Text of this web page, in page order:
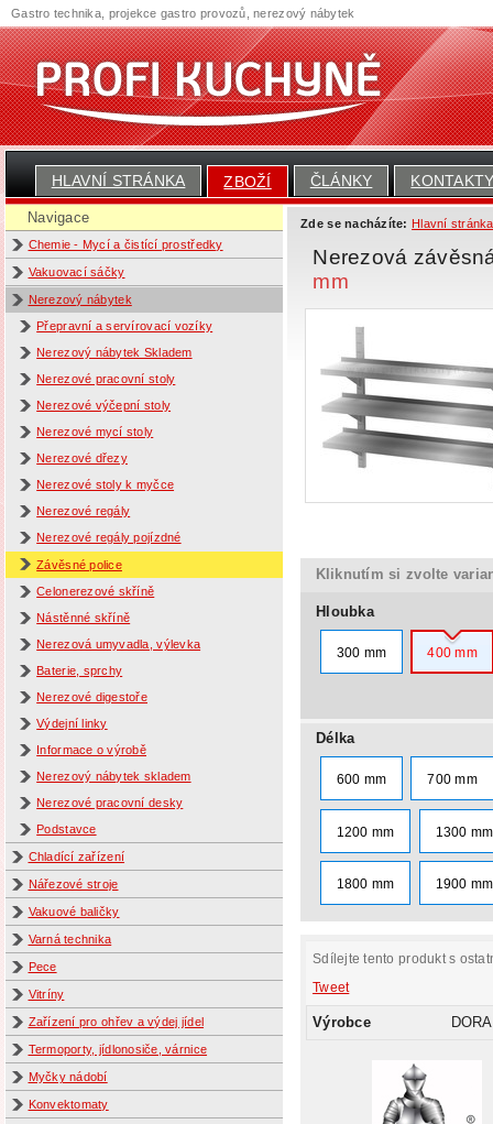
HLAVNÍ STRÁNKA ZBOŽÍ ČLÁNKY
Navigace
Chemie - Mycí a čistící prostředky
Vakuovací sáčky
Nerezový nábytek
Přepravní a servírovací vozíky
Nerezový nábytek Skladem
Nerezové pracovní stoly
Nerezové výčepní stoly
Nerezové mycí stoly
Nerezové dřezy
Nerezové stoly k myčce
Nerezové regály
Nerezové regály pojízdné
Závěsné police
Celonerezové skříně
Nástěnné skříně
Nerezová umyvadla, výlevka
Baterie, sprchy
Nerezové digestoře
Výdejní linky
Informace o výrobě
Nerezový nábytek skladem
Nerezové pracovní desky
Podstavce
Chladící zařízení
Nářezové stroje
Vakuové baličky
Varná technika
Pece
Vitríny
Zařízení pro ohřev a výdej jídel
Termoporty, jídlonosiče, várnice
Myčky nádobí
Konvektomaty
Zde se nacházíte: Hlavní stránka
Nerezová
mm
Kliknutím si zvolte
Hloubka
300 mm 400 mm
Délka
600 mm 700 mm
1200 mm 1300 mm
1800 mm 1900 mm
Sdílejte tento produkt s
Tweet
Výrobce
Gastro technika, projekce gastro provozů, nerezový nábytek